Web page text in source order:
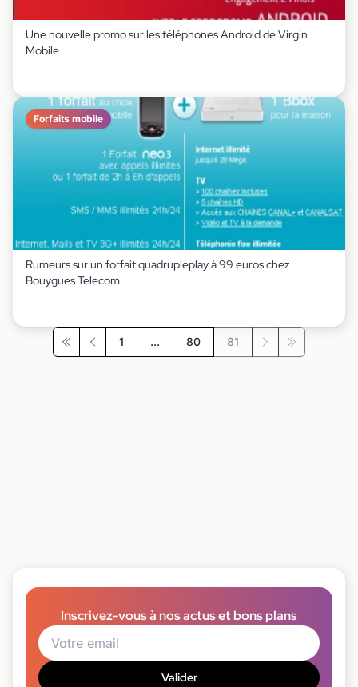
Une nouvelle promo sur les téléphones Android de Virgin
Mobile
Forfaits mobile
Rumeurs sur un forfait quadrupleplay à 99 euros chez
Bouygues Telecom
Première page
Précédent
1 ... 80 81 SuivantDernière
Inscrivez-vous à nos actus et bons plans
Valider